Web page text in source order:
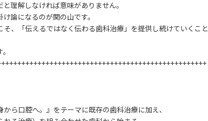
理解しなければ意味がありません。
論になるのが関の山です。
、「伝えるではなく伝わる歯科治療」を提供し続けていくこと
ら口腔へ。』をテーマに既存の歯科治療に加え、